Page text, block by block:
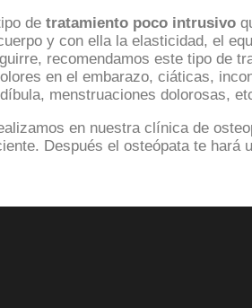
de tratamiento poco intrusivo
y con ella la elasticidad, el
recomendamos este tipo de
en el embarazo, ciáticas,
menstruaciones dolorosas,
en nuestra clínica de
Después el osteópata te